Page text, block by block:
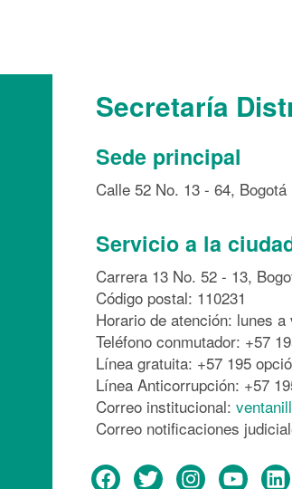
Secretaría
Sede principal
Calle 52 No. 13 - 64,
Servicio a la
Carrera 13 No. 52 - 13,
Código postal: 110231
Horario de atención: lunes
Teléfono conmutador: +57
Línea gratuita: +57 195
Línea Anticorrupción: +57
Correo institucional:
Correo notificaciones